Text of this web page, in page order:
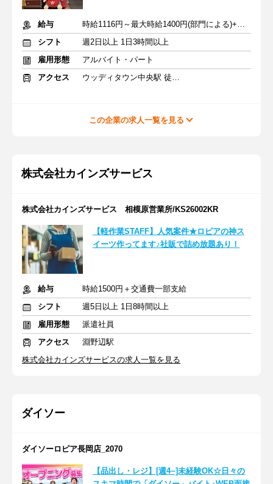
給与
時給1116円～最大時給1400円(部門による)+交通費規定支給
シフト
週2日以上 1日3時間以上
雇用形態
アルバイト・パート
アクセス
ウッディタウン中央駅 徒歩4分
この企業の求人一覧を見る
株式会社カインズサービス
株式会社カインズサービス 相模原営業所/KS26002KR
【軽作業STAFF】人気案件★ロピアの神ス
イーツ作ってます♪社販で詰め放題あり！
給与
時給1500円＋交通費一部支給
シフト
週5日以上 1日8時間以上
雇用形態
派遣社員
アクセス
淵野辺駅
株式会社カインズサービスの求人一覧を見る
ダイソー
ダイソーロピア長岡店_2070
【品出し・レジ】[週4~]未経験OK☆日々の